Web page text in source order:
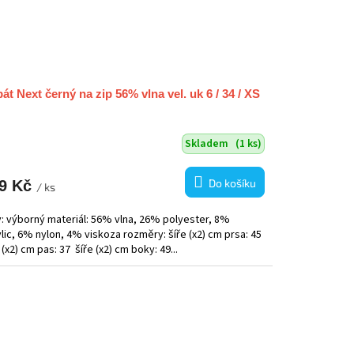
Next černý na zip 56% vlna vel. uk 6 / 34 / XS
Skladem (1 ks)
Kč / ks Do košíku
výborný materiál: 56% vlna, 26% polyester, 8%
6% nylon, 4% viskoza rozměry: šíře (x2) cm prsa: 45
cm pas: 37 šíře (x2) cm boky: 49...